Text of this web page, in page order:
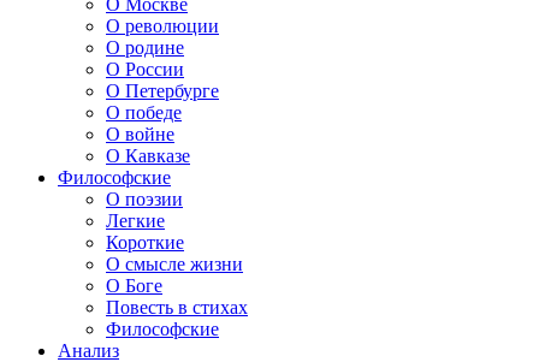
О Москве
О революции
О родине
О России
О Петербурге
О победе
О войне
О Кавказе
Философские
О поэзии
Легкие
Короткие
О смысле жизни
О Боге
Повесть в стихах
Философские
Анализ